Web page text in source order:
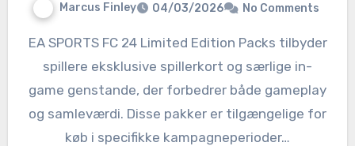
Marcus Finley 04/03/2026 No Comments
EA SPORTS FC 24 Limited Edition Packs tilbyder
spillere eksklusive spillerkort og særlige in-
game genstande, der forbedrer både gameplay
og samleværdi. Disse pakker er tilgængelige for
køb i specifikke kampagneperioder…